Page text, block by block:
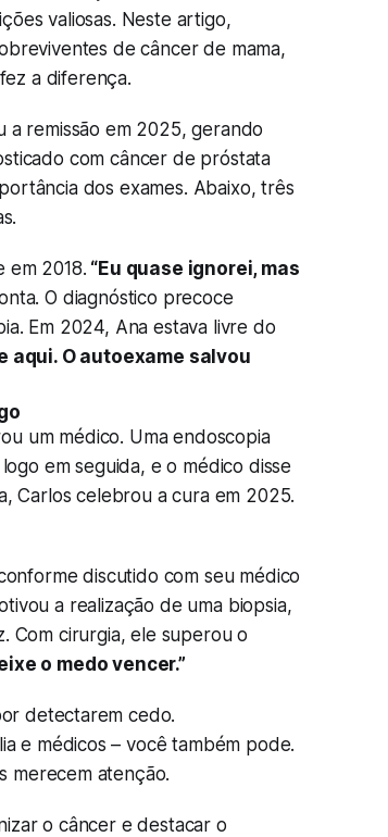
valiosas. Neste artigo,
de câncer de mama,
a diferença.
remissão em 2025, gerando
com câncer de próstata
dos exames. Abaixo, três
em 2018. “Eu quase ignorei, mas
O diagnóstico precoce
Em 2024, Ana estava livre do
aqui. O autoexame salvou
um médico. Uma endoscopia
em seguida, e o médico disse
Carlos celebrou a cura em 2025.
discutido com seu médico
a realização de uma biopsia,
Com cirurgia, ele superou o
o medo vencer.”
detectarem cedo.
e médicos – você também pode.
merecem atenção.
o câncer e destacar o